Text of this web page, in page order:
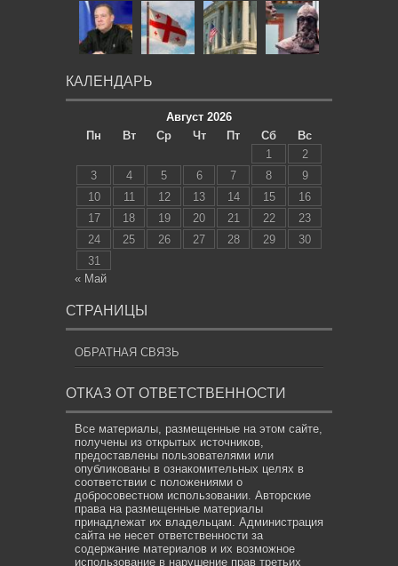
КАЛЕНДАРЬ
Август 2026
Пн
Вт Ср Чт Пт Сб
Вс
1
2
3
4 5 6 7 8
9
10
11 12 13 14 15
16
17
18 19 20 21 22
23
24
25 26 27 28 29
30
31
« Май
СТРАНИЦЫ
ОБРАТНАЯ СВЯЗЬ
ОТКАЗ ОТ ОТВЕТСТВЕННОСТИ
Все материалы, размещенные на этом сайте,
получены из открытых источников,
предоставлены пользователями или
опубликованы в ознакомительных целях в
соответствии с положениями о
добросовестном использовании. Авторские
права на размещенные материалы
принадлежат их владельцам. Администрация
сайта не несет ответственности за
содержание материалов и их возможное
использование в нарушение прав третьих